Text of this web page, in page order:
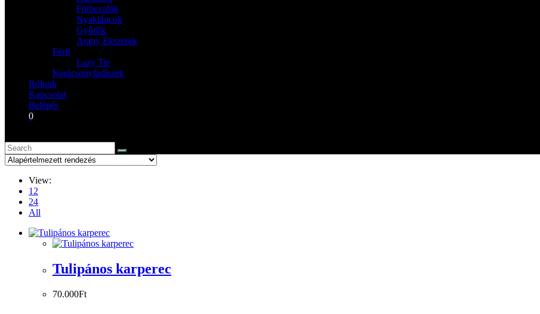
Fülbevalók
Nyakláncok
Gyűrűk
Arany Ékszerek
Férfi
Lazy Tie
Karácsonyfadíszek
Rólunk
Kapcsolat
Belépés
0
View:
12
24
All
Tulipános karperec
70.000Ft